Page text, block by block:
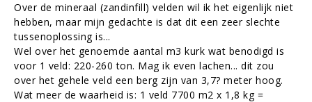
Over de mineraal (zandinfill) velden wil ik het eigenlijk niet
hebben, maar mijn gedachte is dat dit een zeer slechte
tussenoplossing is...
Wel over het genoemde aantal m3 kurk wat benodigd is
voor 1 veld: 220-260 ton. Mag ik even lachen... dit zou
over het gehele veld een berg zijn van 3,7? meter hoog.
Wat meer de waarheid is: 1 veld 7700 m2 x 1,8 kg =